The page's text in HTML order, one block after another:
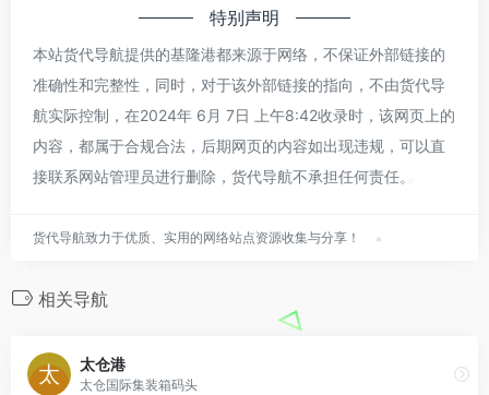
特别声明
本站货代导航提供的基隆港都来源于网络，不保证外部链接的
准确性和完整性，同时，对于该外部链接的指向，不由货代导
航实际控制，在2024年 6月 7日 上午8:42收录时，该网页上的
内容，都属于合规合法，后期网页的内容如出现违规，可以直
接联系网站管理员进行删除，货代导航不承担任何责任。
货代导航致力于优质、实用的网络站点资源收集与分享！
相关导航
太仓港
太仓国际集装箱码头